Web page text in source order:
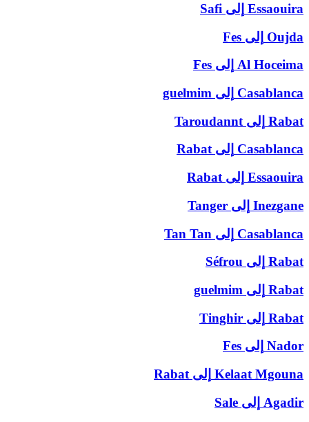
Essaouira إلى Safi
Oujda إلى Fes
Al Hoceima إلى Fes
Casablanca إلى guelmim
Rabat إلى Taroudannt
Casablanca إلى Rabat
Essaouira إلى Rabat
Inezgane إلى Tanger
Casablanca إلى Tan Tan
Rabat إلى Séfrou
Rabat إلى guelmim
Rabat إلى Tinghir
Nador إلى Fes
Kelaat Mgouna إلى Rabat
Agadir إلى Sale